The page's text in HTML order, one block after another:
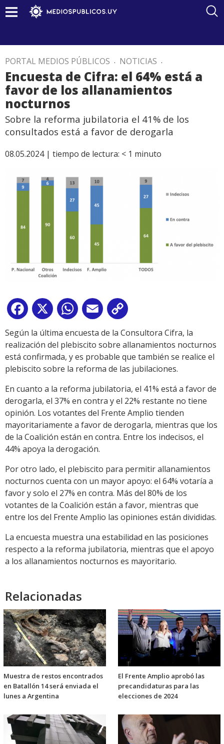
PORTAL MEDIOS PÚBLICOS . NOTICIAS .
Encuesta de Cifra: el 64% está a
favor de los allanamientos
nocturnos
Sobre la reforma jubilatoria el 41% de los
consultados está a favor de derogarla
08.05.2024 | tiempo de lectura: < 1 minuto
Facebook
X WhatsApp
Email
Link
Según la última encuesta de la Consultora Cifra, la
realización del plebiscito sobre allanamientos nocturnos
está confirmada, y es probable que también se realice el
plebiscito sobre la reforma de las jubilaciones.
En cuanto a la reforma jubilatoria, el 41% está a favor de
derogarla, el 37% en contra y el 22% restante no tiene
opinión. Los votantes del Frente Amplio tienden
mayoritariamente a favor de derogarla, mientras que los
de la Coalición están en contra. Entre los indecisos, el
44% apoya la derogación.
Por otro lado, el plebiscito para permitir allanamientos
nocturnos cuenta con un mayor apoyo: el 64% votaría a
favor y solo el 27% en contra. Más del 80% de los
votantes de la Coalición están a favor, mientras que
entre los del Frente Amplio las opiniones están divididas.
La encuesta muestra una estabilidad en las posiciones
respecto a la reforma jubilatoria, mientras que el apoyo
a los allanamientos nocturnos es mayoritario.
Relacionadas
Muestra de restos encontrados
en Batallón 14 será enviada el
lunes a Argentina
El Frente Amplio aprobó las
precandidaturas para las
elecciones de 2024